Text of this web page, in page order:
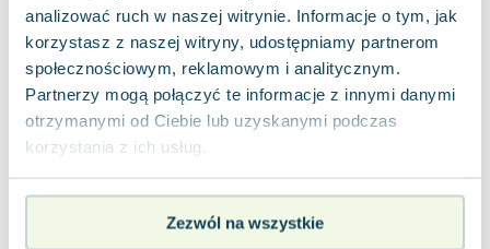
analizować ruch w naszej witrynie. Informacje o tym, jak
korzystasz z naszej witryny, udostępniamy partnerom
społecznościowym, reklamowym i analitycznym.
Partnerzy mogą połączyć te informacje z innymi danymi
otrzymanymi od Ciebie lub uzyskanymi podczas
korzystania z ich usług.
Zezwól na wszystkie
Miękka
Pakujemy jutro
Nowa
19.64zł nowa
19.99 taniej o 0.35 zł
Do koszyka
zawodowy
Edicon,2019| Monika Nowicka
Czy pracujesz jako fryzjer czy kosmetyczka, a